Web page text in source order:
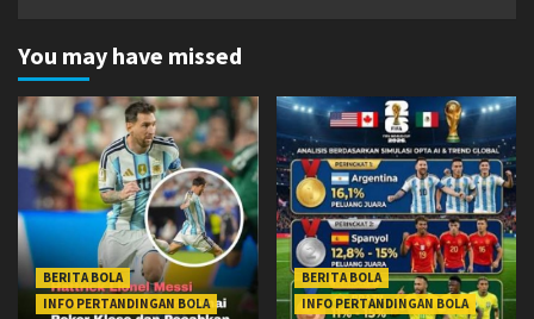
You may have missed
BERITA BOLA
INFO PERTANDINGAN BOLA
BERITA BOLA
INFO PERTANDINGAN BOLA